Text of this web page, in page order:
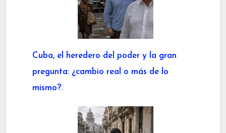
Cuba, el heredero del poder y la gran
pregunta: ¿cambio real o más de lo
mismo?.